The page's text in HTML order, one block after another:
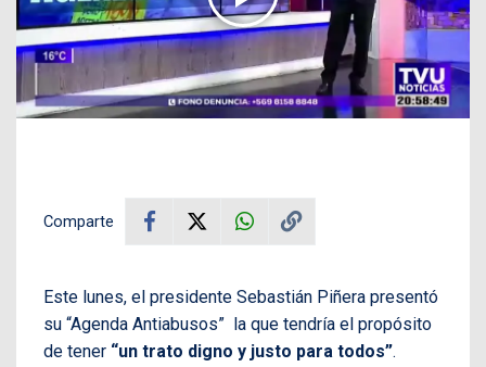
Comparte
Este lunes, el presidente Sebastián Piñera presentó
su “Agenda Antiabusos” la que tendría el propósito
de tener “un trato digno y justo para todos”.